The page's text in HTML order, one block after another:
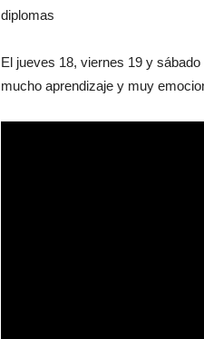
diplomas
El jueves 18, viernes 19 y
mucho aprendizaje y muy